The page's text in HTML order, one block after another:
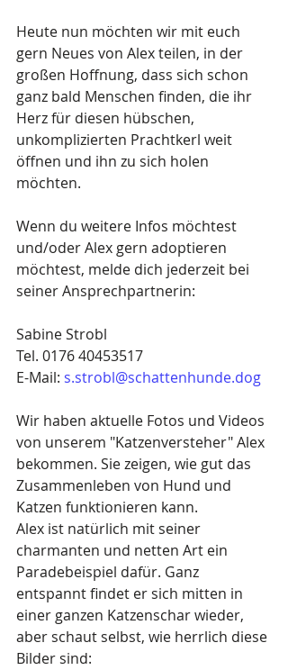
Heute nun möchten wir mit euch
gern Neues von Alex teilen, in der
großen Hoffnung, dass sich schon
ganz bald Menschen finden, die ihr
Herz für diesen hübschen,
unkomplizierten Prachtkerl weit
öffnen und ihn zu sich holen
möchten.
Wenn du weitere Infos möchtest
und/oder Alex gern adoptieren
möchtest, melde dich jederzeit bei
seiner Ansprechpartnerin:
Sabine Strobl
Tel. 0176 40453517
E-Mail: s.strobl@schattenhunde.dog
Wir haben aktuelle Fotos und Videos
von unserem "Katzenversteher" Alex
bekommen. Sie zeigen, wie gut das
Zusammenleben von Hund und
Katzen funktionieren kann.
Alex ist natürlich mit seiner
charmanten und netten Art ein
Paradebeispiel dafür. Ganz
entspannt findet er sich mitten in
einer ganzen Katzenschar wieder,
aber schaut selbst, wie herrlich diese
Bilder sind: